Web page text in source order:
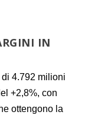
IN
di 4.792 milioni
+2,8%, con
ottengono la